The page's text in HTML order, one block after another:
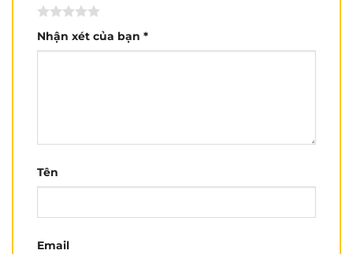
Review chi tiết sản phẩm:
Nhận xét của bạn *
Tên
Email